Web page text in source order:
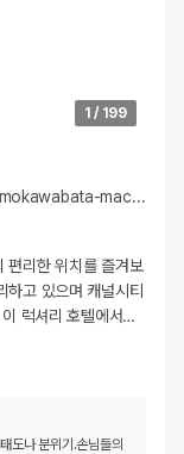
1 / 199
machi Hakata-ku
편리한 위치를 즐겨보
하고 있으며 캐널시티
럭셔리 호텔에서…
도나 분위기.손님들의